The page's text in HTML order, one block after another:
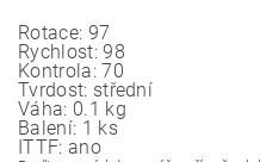
Rotace: 97
Rychlost: 98
Kontrola: 70
Tvrdost: střední
Váha: 0.1 kg
Balení: 1 ks
ITTF: ano